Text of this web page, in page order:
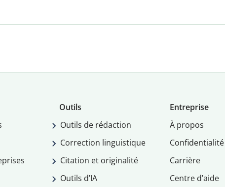
Outils
Outils de rédaction
Correction linguistique
Citation et originalité
Outils d’IA
Entreprise
À propos
Confidentialité
Carrière
Centre d’aide